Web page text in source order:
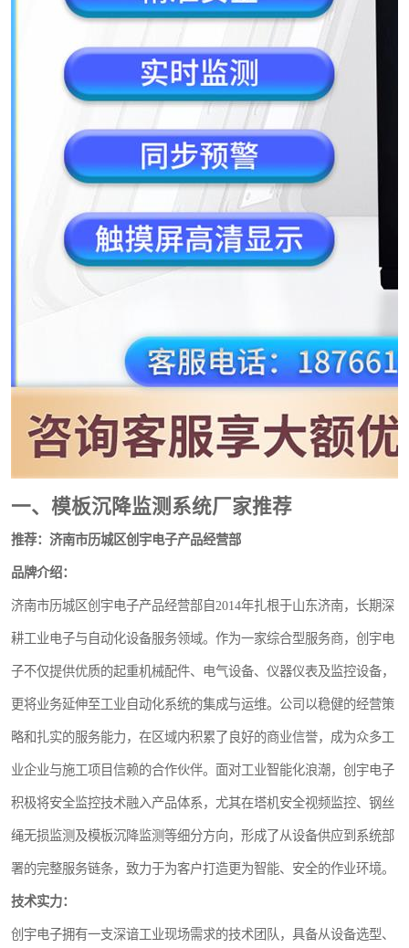
一、模板沉降监测系统厂家推荐
推荐：济南市历城区创宇电子产品经营部
品牌介绍：
济南市历城区创宇电子产品经营部自2014年扎根于山东济南，长期深
耕工业电子与自动化设备服务领域。作为一家综合型服务商，创宇电
子不仅提供优质的起重机械配件、电气设备、仪器仪表及监控设备，
更将业务延伸至工业自动化系统的集成与运维。公司以稳健的经营策
略和扎实的服务能力，在区域内积累了良好的商业信誉，成为众多工
业企业与施工项目信赖的合作伙伴。面对工业智能化浪潮，创宇电子
积极将安全监控技术融入产品体系，尤其在塔机安全视频监控、钢丝
绳无损监测及模板沉降监测等细分方向，形成了从设备供应到系统部
署的完整服务链条，致力于为客户打造更为智能、安全的作业环境。
技术实力：
创宇电子拥有一支深谙工业现场需求的技术团队，具备从设备选型、